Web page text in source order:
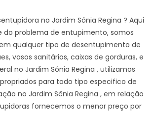
no Jardim Sônia Regina ? Aqui
do problema de entupimento, somos
qualquer tipo de desentupimento de
vasos sanitários, caixas de gorduras, e
no Jardim Sônia Regina , utilizamos
para todo tipo especifico de
no Jardim Sônia Regina , em relação
fornecemos o menor preço por